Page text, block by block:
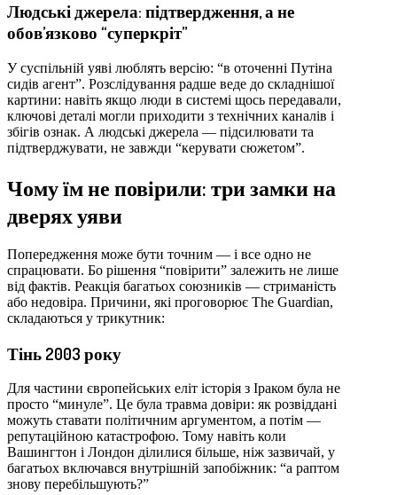
Людські джерела: підтвердження, а не
обов’язково “суперкріт”
У суспільній уяві люблять версію: “в оточенні Путіна
сидів агент”. Розслідування радше веде до складнішої
картини: навіть якщо люди в системі щось передавали,
ключові деталі могли приходити з технічних каналів і
збігів ознак. А людські джерела — підсилювати та
підтверджувати, не завжди “керувати сюжетом”.
Чому їм не повірили: три замки на
дверях уяви
Попередження може бути точним — і все одно не
спрацювати. Бо рішення “повірити” залежить не лише
від фактів. Реакція багатьох союзників — стриманість
або недовіра. Причини, які проговорює The Guardian,
складаються у трикутник:
Тінь 2003 року
Для частини європейських еліт історія з Іраком була не
просто “минуле”. Це була травма довіри: як розвіддані
можуть ставати політичним аргументом, а потім —
репутаційною катастрофою. Тому навіть коли
Вашингтон і Лондон ділилися більше, ніж зазвичай, у
багатьох включався внутрішній запобіжник: “а раптом
знову перебільшують?”